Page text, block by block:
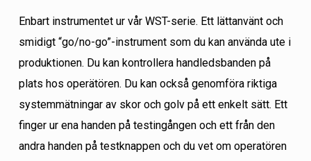
Enbart instrumentet ur vår WST-serie. Ett lättanvänt och
smidigt “go/no-go”-instrument som du kan använda ute i
produktionen. Du kan kontrollera handledsbanden på
plats hos operätören. Du kan också genomföra riktiga
systemmätningar av skor och golv på ett enkelt sätt. Ett
finger ur ena handen på testingången och ett från den
andra handen på testknappen och du vet om operatören